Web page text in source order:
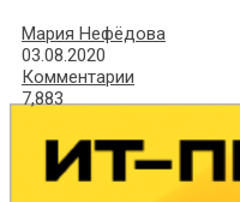
Мария Нефёдова
03.08.2020
Комментарии
7,883